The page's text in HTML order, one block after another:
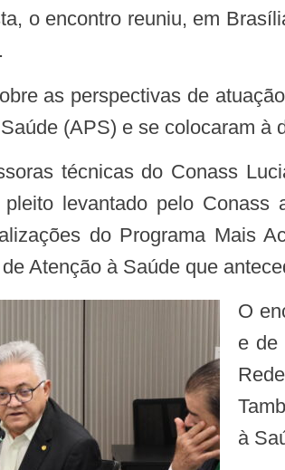
o encontro reuniu, em
(APS) e se colocaram
levantado pelo
do Programa Mais
Atenção à Saúde que
O encontro teve ainda a participação de representantes do Ministério da Saúde
e de
à